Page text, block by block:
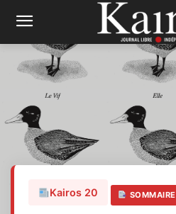
Kairos 20 SOMMAIRE